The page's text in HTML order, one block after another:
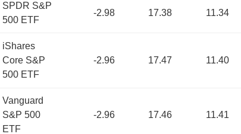
SPDR S&P
500 ETF
-2.98 17.38 11.34
iShares
Core S&P
500 ETF
-2.96 17.47 11.40
Vanguard
S&P 500
ETF
-2.96 17.46 11.41